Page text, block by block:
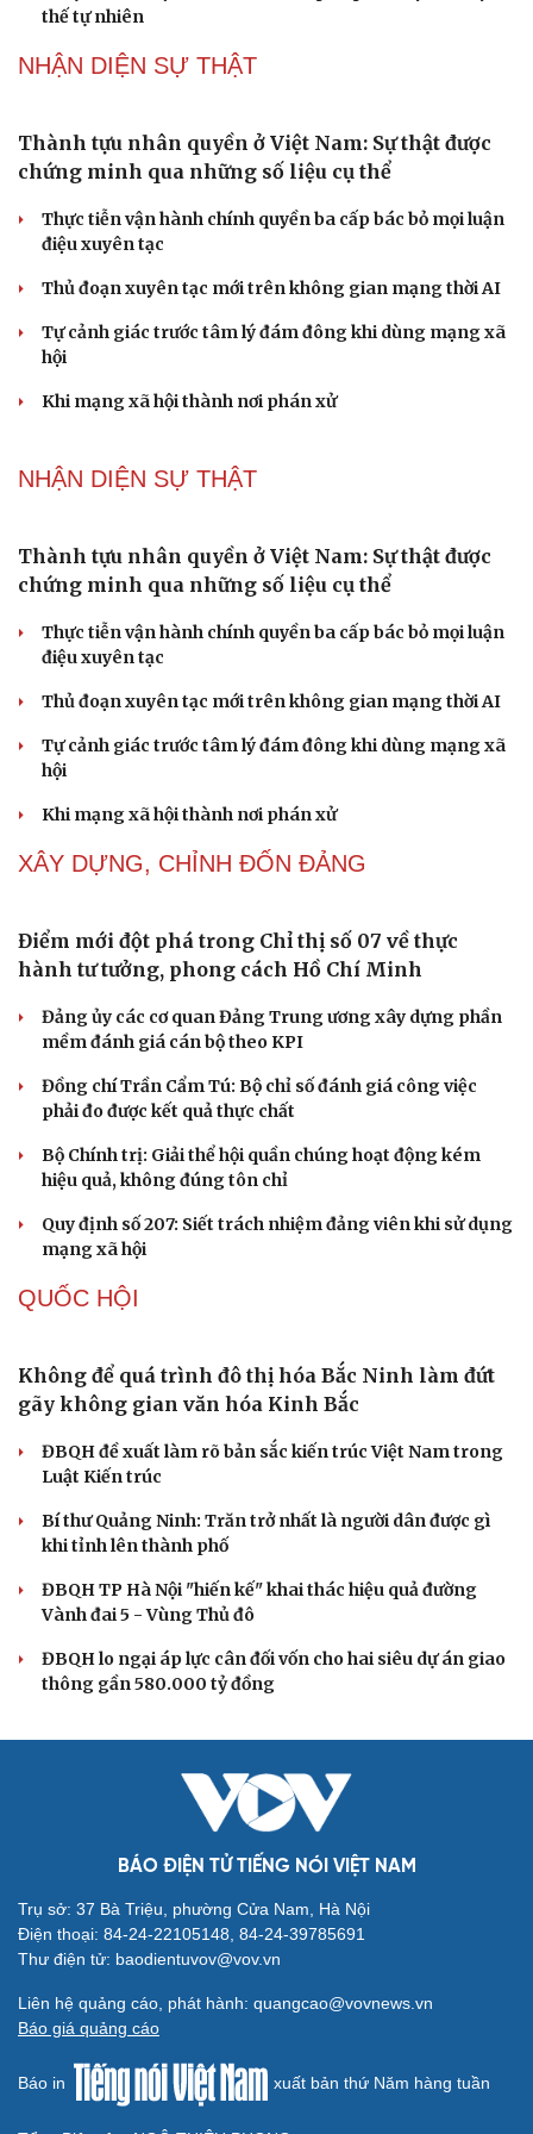
Vành đai 5 - Vùng Thủ đô
ĐBQH lo ngại áp lực cân đối vốn cho hai siêu dự án giao
PODCAST
Bảo đảm an ninh mạng gắn chặt "bảo vệ hệ
thống" và "bảo vệ con người"
Ngoại giao phải tiên phong mở đường cho phát triển
đất nước
"Loạn" biển hiệu tiếng nước ngoài: Đã đến lúc chấn
chỉnh
NHẬN DIỆN SỰ THẬT
Thành tựu nhân quyền ở Việt Nam: Sự thật được
điệu xuyên tạc
hội
NHẬN DIỆN SỰ THẬT
chứng minh qua những số liệu cụ thể
Thực tiễn vận hành chính quyền ba cấp bác bỏ mọi luận
điệu xuyên tạc
Thủ đoạn xuyên tạc mới trên không gian mạng thời AI
Tự cảnh giác trước tâm lý đám đông khi dùng mạng xã
hội
XÂY DỰNG, CHỈNH ĐỐN ĐẢNG
Điểm mới đột phá trong Chỉ thị số 07 về thực
hành tư tưởng, phong cách Hồ Chí Minh
Đảng ủy các cơ quan Đảng Trung ương xây dựng phần
mềm đánh giá cán bộ theo KPI
Đồng chí Trần Cẩm Tú: Bộ chỉ số đánh giá công việc
phải đo được kết quả thực chất
Bộ Chính trị: Giải thể hội quần chúng hoạt động kém
hiệu quả, không đúng tôn chỉ
Quy định số 207: Siết trách nhiệm đảng viên khi sử dụng
gãy không gian văn hóa Kinh Bắc
ĐBQH đề xuất làm rõ bản sắc kiến trúc Việt Nam trong
Bí thư Quảng Ninh: Trăn trở nhất là người dân được gì
ĐBQH TP Hà Nội "hiến kế" khai thác hiệu quả đường
Vành đai 5 - Vùng Thủ đô